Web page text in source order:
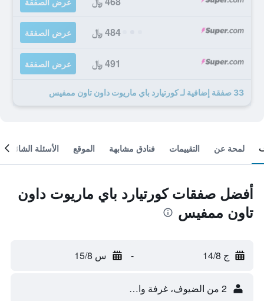
484 ﷼ عرض الصفقة
491 ﷼ عرض الصفقة
33 صفقة إضافية لـ كورتيارد باي ماريوت داون تاون ممفيس
لمحة عن التقييمات فنادق مشابهة الموقع الأسئلة الشائعة
أفضل صفقات كورتيارد باي ماريوت داون
تاون ممفيس
ج 14/8 - س 15/8
2 من الضيوف، غرفة واحدة